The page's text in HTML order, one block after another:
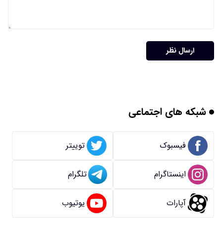
ارسال نظر
شبکه های اجتماعی
فیسبوک توییتر
اینستاگرام تلگرام
آپارات یوتیوب